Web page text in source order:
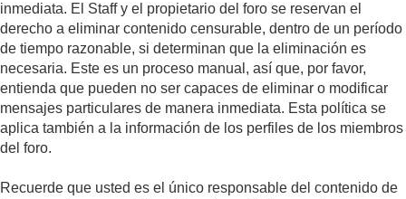
inmediata. El Staff y el propietario del foro se reservan el
derecho a eliminar contenido censurable, dentro de un período
de tiempo razonable, si determinan que la eliminación es
necesaria. Este es un proceso manual, así que, por favor,
entienda que pueden no ser capaces de eliminar o modificar
mensajes particulares de manera inmediata. Esta política se
aplica también a la información de los perfiles de los miembros
del foro.
Recuerde que usted es el único responsable del contenido de